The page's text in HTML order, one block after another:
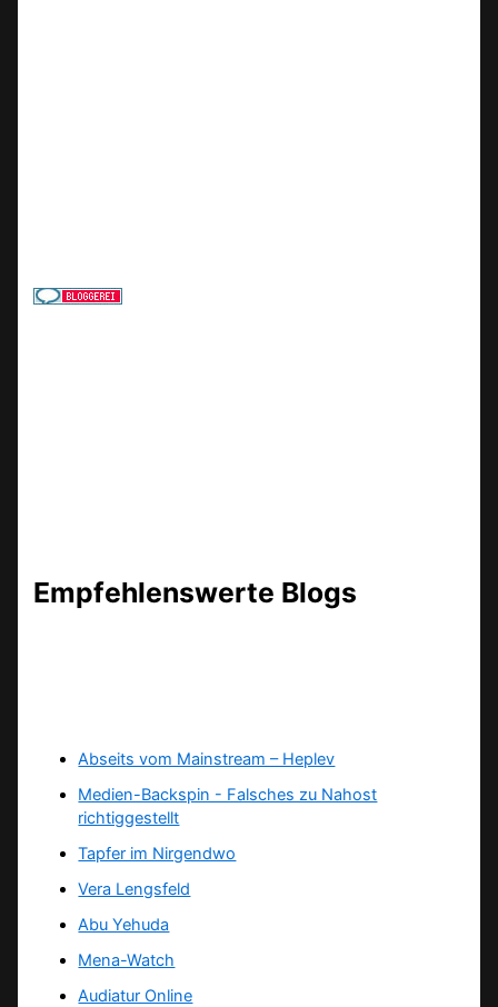
Empfehlenswerte Blogs
Abseits vom Mainstream – Heplev
Medien-Backspin - Falsches zu Nahost
richtiggestellt
Tapfer im Nirgendwo
Vera Lengsfeld
Abu Yehuda
Mena-Watch
Audiatur Online